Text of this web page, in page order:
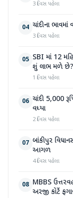
3 દિવસ પહેલા
04 ચાંદીના ભાવમાં
3 દિવસ પહેલા
05 SBI માં 12
શું લાભ મળે છે?
1 દિવસ પહેલા
06 ચાંદી 5,000
વધ્યા
2 દિવસ પહેલા
07 બાંકીપુર
આગળ
4 દિવસ પહેલા
08 MBBS
અરજી કોર્ટે